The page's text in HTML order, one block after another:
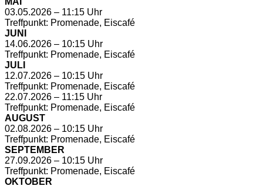
03.05.2026 – 11:15 Uhr
Treffpunkt: Promenade, Eiscafé
JUNI
14.06.2026 – 10:15 Uhr
Treffpunkt: Promenade, Eiscafé
JULI
12.07.2026 – 10:15 Uhr
Treffpunkt: Promenade, Eiscafé
22.07.2026 – 11:15 Uhr
Treffpunkt: Promenade, Eiscafé
AUGUST
02.08.2026 – 10:15 Uhr
Treffpunkt: Promenade, Eiscafé
SEPTEMBER
27.09.2026 – 10:15 Uhr
Treffpunkt: Promenade, Eiscafé
OKTOBER